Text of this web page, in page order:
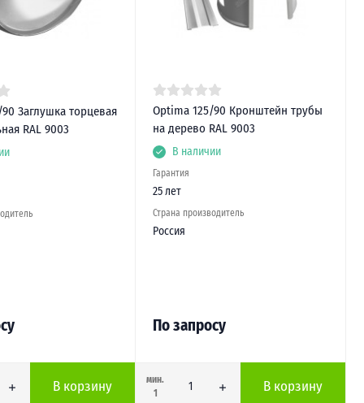
Заглушка торцевая
RAL 9003
В корзину
Optima 125/90 Кронштейн трубы
на дерево RAL 9003
В наличии
Гарантия
25 лет
Страна производитель
Россия
По запросу
мин.
1
В корзину